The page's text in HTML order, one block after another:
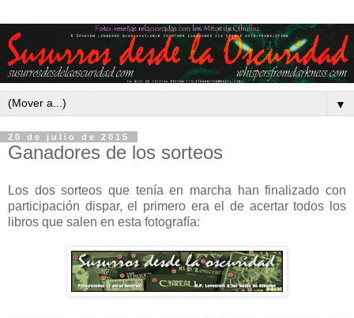
▼
20 de julio de 2015
Ganadores de los sorteos
Los dos sorteos que tenía en marcha han finalizado con
participación dispar, el primero era el de acertar todos los
libros que salen en esta fotografía: